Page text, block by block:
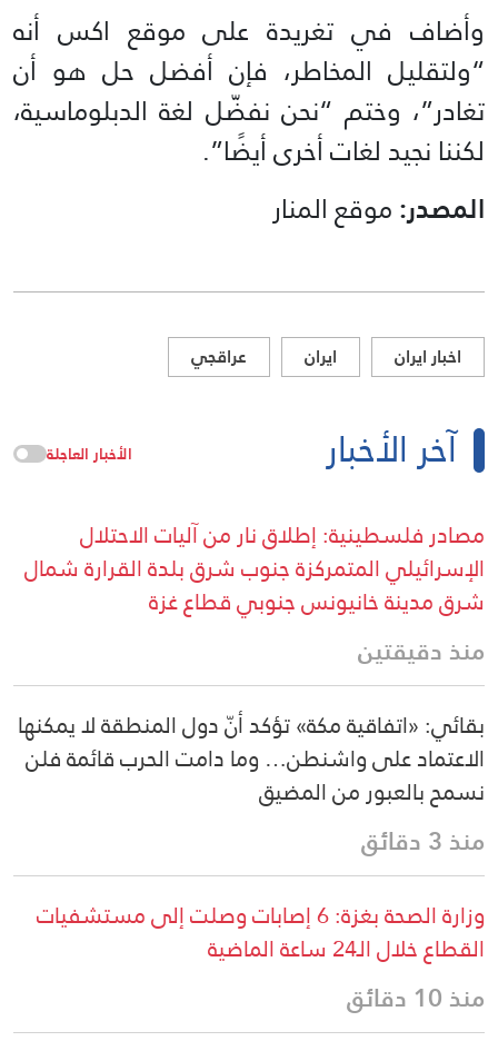
وأضاف في تغريدة على موقع اكس أنه
“ولتقليل المخاطر، فإن أفضل حل هو أن
تغادر”، وختم “نحن نفضّل لغة الدبلوماسية،
لكننا نجيد لغات أخرى أيضًا”.
المصدر:موقع المنار
اخبار ايران ايران عراقجي
آخر الأخبار الأخبار العاجلة
مصادر فلسطينية: إطلاق نار من آليات الاحتلال
الإسرائيلي المتمركزة جنوب شرق بلدة القرارة شمال
شرق مدينة خانيونس جنوبي قطاع غزة
منذ دقيقتين
بقائي: «اتفاقية مكة» تؤكد أنّ دول المنطقة لا يمكنها
الاعتماد على واشنطن… وما دامت الحرب قائمة فلن
نسمح بالعبور من المضيق
منذ 3 دقائق
وزارة الصحة بغزة: 6 إصابات وصلت إلى مستشفيات
القطاع خلال الـ24 ساعة الماضية
منذ 10 دقائق